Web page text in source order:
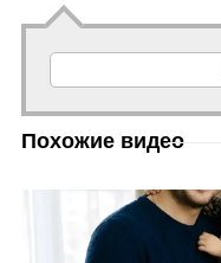
Похожие видео